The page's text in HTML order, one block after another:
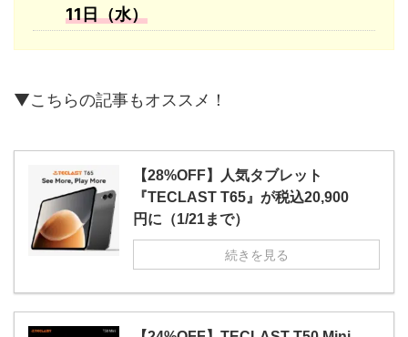
11日（水）
▼こちらの記事もオススメ！
【28%OFF】人気タブレット
『TECLAST T65』が税込20,900
円に（1/21まで）
続きを見る